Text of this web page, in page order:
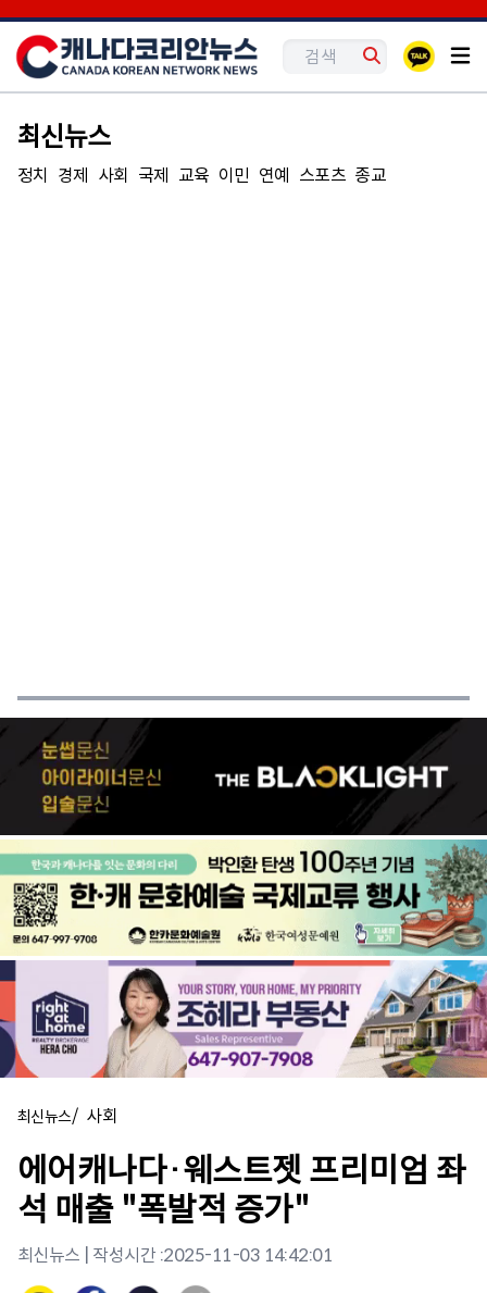
최신뉴스
정치 경제 사회 국제 교육 이민 연예 스포츠 종교
최신뉴스/ 사회
에어캐나다·웨스트젯 프리미엄 좌
석 매출 "폭발적 증가"
최신뉴스 | 작성시간 :2025-11-03 14:42:01